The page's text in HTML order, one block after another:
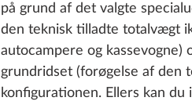
på grund af det valgte
den teknisk tilladte totalvægt
autocampere og
grundridset (forøgelse af den
konfigurationen. Ellers kan